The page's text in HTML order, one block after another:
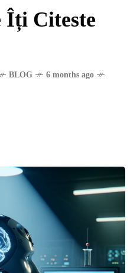
Îți Citeste
BLOG
6 months ago
SI